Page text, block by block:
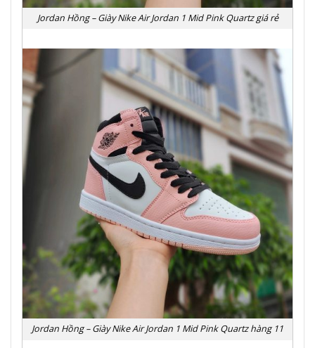
Jordan Hồng – Giày Nike Air Jordan 1 Mid Pink Quartz giá rẻ
Jordan Hồng – Giày Nike Air Jordan 1 Mid Pink Quartz hàng 11